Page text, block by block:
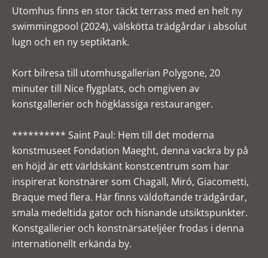
Utomhus finns en stor täckt terrass med en helt ny
swimmingpool (2024), välskötta trädgårdar i absolut
lugn och en ny septiktank.
Kort bilresa till utomhusgallerian Polygone, 20
minuter till Nice flygplats, och omgiven av
konstgallerier och högklassiga restauranger.
********** Saint Paul: Hem till det moderna
konstmuseet Fondation Maeght, denna vackra by på
en höjd är ett världskänt konstcentrum som har
inspirerat konstnärer som Chagall, Miró, Giacometti,
Braque med flera. Här finns väldoftande trädgårdar,
smala medeltida gator och hisnande utsiktspunkter.
Konstgallerier och konstnärsateljéer frodas i denna
internationellt erkända by.